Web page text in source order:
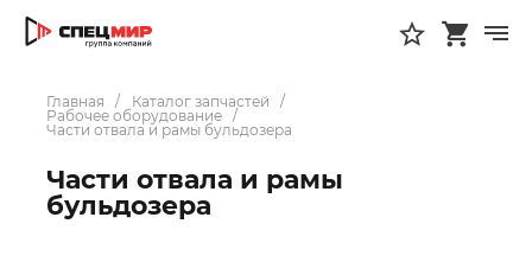
Главная
Каталог запчастей
Рабочее оборудование
Части отвала и рамы бульдозера
Части отвала и рамы
бульдозера